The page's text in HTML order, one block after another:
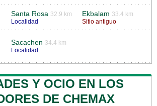
Santa Rosa 32.9 km
Localidad
Ekbalam 33.4 km
Sitio antiguo
Sacachen 34.4 km
Localidad
Y OCIO EN LOS
DE CHEMAX